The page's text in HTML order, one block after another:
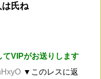
氏ね
てVIPがお送りします
▼このレスに返